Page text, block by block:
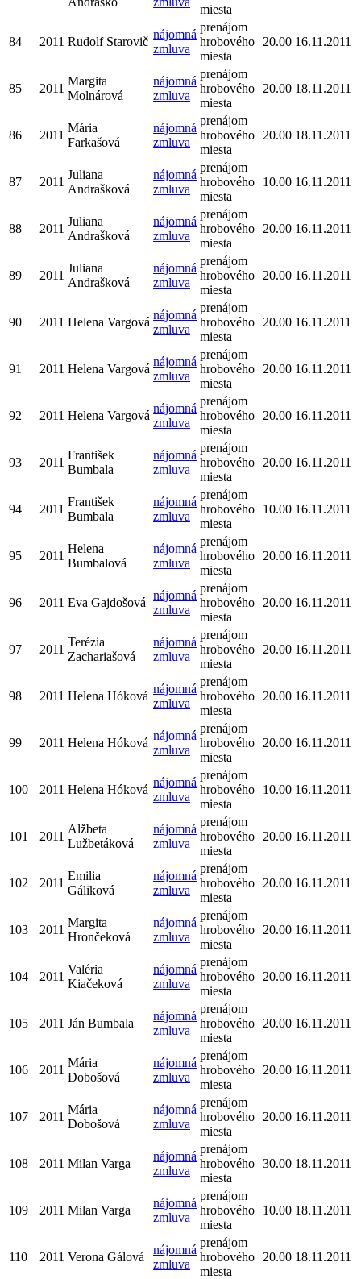
miesta
84 2011 Rudolf Starovič
nájomná
zmluva
prenájom
hrobového
miesta
20.00 16.11.2011
85 2011
Margita
Molnárová
nájomná
zmluva
prenájom
hrobového
miesta
20.00 18.11.2011
86 2011
Mária
Farkašová
nájomná
zmluva
prenájom
hrobového
miesta
20.00 18.11.2011
87 2011
Juliana
Andrašková
nájomná
zmluva
prenájom
hrobového
miesta
10.00 16.11.2011
88 2011
Juliana
Andrašková
nájomná
zmluva
prenájom
hrobového
miesta
20.00 16.11.2011
89 2011
Juliana
Andrašková
nájomná
zmluva
prenájom
hrobového
miesta
20.00 16.11.2011
90 2011 Helena Vargová
nájomná
zmluva
prenájom
hrobového
miesta
20.00 16.11.2011
91 2011 Helena Vargová
nájomná
zmluva
prenájom
hrobového
miesta
20.00 16.11.2011
92 2011 Helena Vargová
nájomná
zmluva
prenájom
hrobového
miesta
20.00 16.11.2011
93 2011
František
Bumbala
nájomná
zmluva
prenájom
hrobového
miesta
20.00 16.11.2011
94 2011
František
Bumbala
nájomná
zmluva
prenájom
hrobového
miesta
10.00 16.11.2011
95 2011
Helena
Bumbalová
nájomná
zmluva
prenájom
hrobového
miesta
20.00 16.11.2011
96 2011 Eva Gajdošová
nájomná
zmluva
prenájom
hrobového
miesta
20.00 16.11.2011
97 2011
Terézia
Zachariašová
nájomná
zmluva
prenájom
hrobového
miesta
20.00 16.11.2011
98 2011 Helena Hóková
nájomná
zmluva
prenájom
hrobového
miesta
20.00 16.11.2011
99 2011 Helena Hóková
nájomná
zmluva
prenájom
hrobového
miesta
20.00 16.11.2011
100 2011 Helena Hóková
nájomná
zmluva
prenájom
hrobového
miesta
10.00 16.11.2011
101 2011
Alžbeta
Lužbetáková
nájomná
zmluva
prenájom
hrobového
miesta
20.00 16.11.2011
102 2011
Emilia
Gáliková
nájomná
zmluva
prenájom
hrobového
miesta
20.00 16.11.2011
103 2011
Margita
Hrončeková
nájomná
zmluva
prenájom
hrobového
miesta
20.00 16.11.2011
104 2011
Valéria
Kiačeková
nájomná
zmluva
prenájom
hrobového
miesta
20.00 16.11.2011
105 2011 Ján Bumbala
nájomná
zmluva
prenájom
hrobového
miesta
20.00 16.11.2011
106 2011
Mária
Dobošová
nájomná
zmluva
prenájom
hrobového
miesta
20.00 16.11.2011
107 2011
Mária
Dobošová
nájomná
zmluva
prenájom
hrobového
miesta
20.00 16.11.2011
108 2011 Milan Varga
nájomná
zmluva
prenájom
hrobového
miesta
30.00 18.11.2011
109 2011 Milan Varga
nájomná
zmluva
prenájom
hrobového
miesta
10.00 18.11.2011
110 2011 Verona Gálová
nájomná
zmluva
prenájom
hrobového
miesta
20.00 18.11.2011